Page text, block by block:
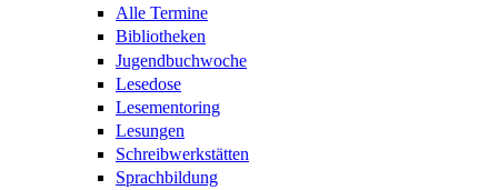
Alle Termine
Bibliotheken
Jugendbuchwoche
Lesedose
Lesementoring
Lesungen
Schreibwerkstätten
Sprachbildung